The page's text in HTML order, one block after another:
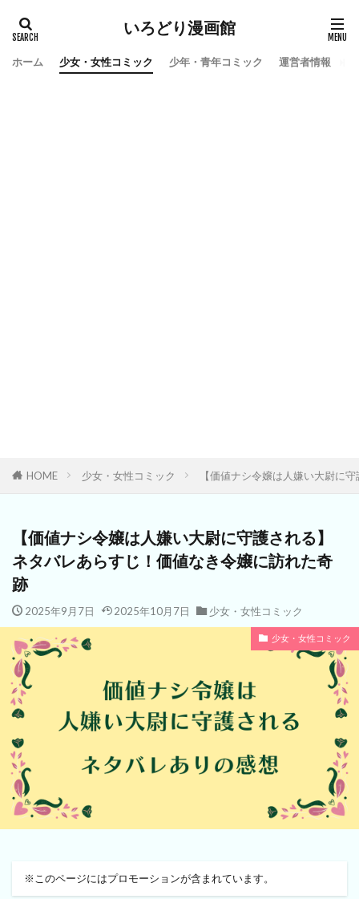
いろどり漫画館
ホーム 少女・女性コミック 少年・青年コミック 運営者情報
HOME 少女・女性コミック 【価値ナシ令嬢は人嫌い大尉に
【価値ナシ令嬢は人嫌い大尉に守護される】
ネタバレあらすじ！価値なき令嬢に訪れた奇
跡
2025年9月7日 2025年10月7日 少女・女性コミック
少女・女性コミック
※このページにはプロモーションが含まれています。